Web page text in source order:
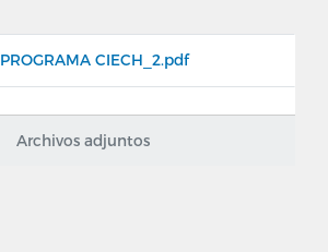
Archivos adjuntos
PROGRAMA CIECH_2.pdf